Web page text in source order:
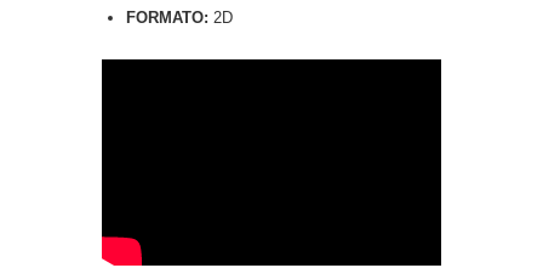
FORMATO: 2D